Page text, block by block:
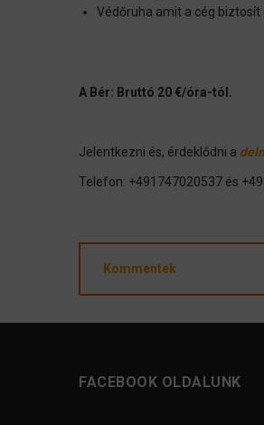
Védőruha amit a cég biztosít
A Bér: Bruttó 20 €/óra-tól.
Jelentkezni és, érdeklődni a
Telefon: +491747020537 és
Kommentek
FACEBOOK OLDALUNK